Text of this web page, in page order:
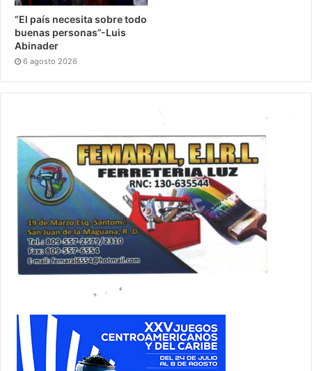
“El país necesita sobre todo
buenas personas”-Luis
Abinader
6 agosto 2026